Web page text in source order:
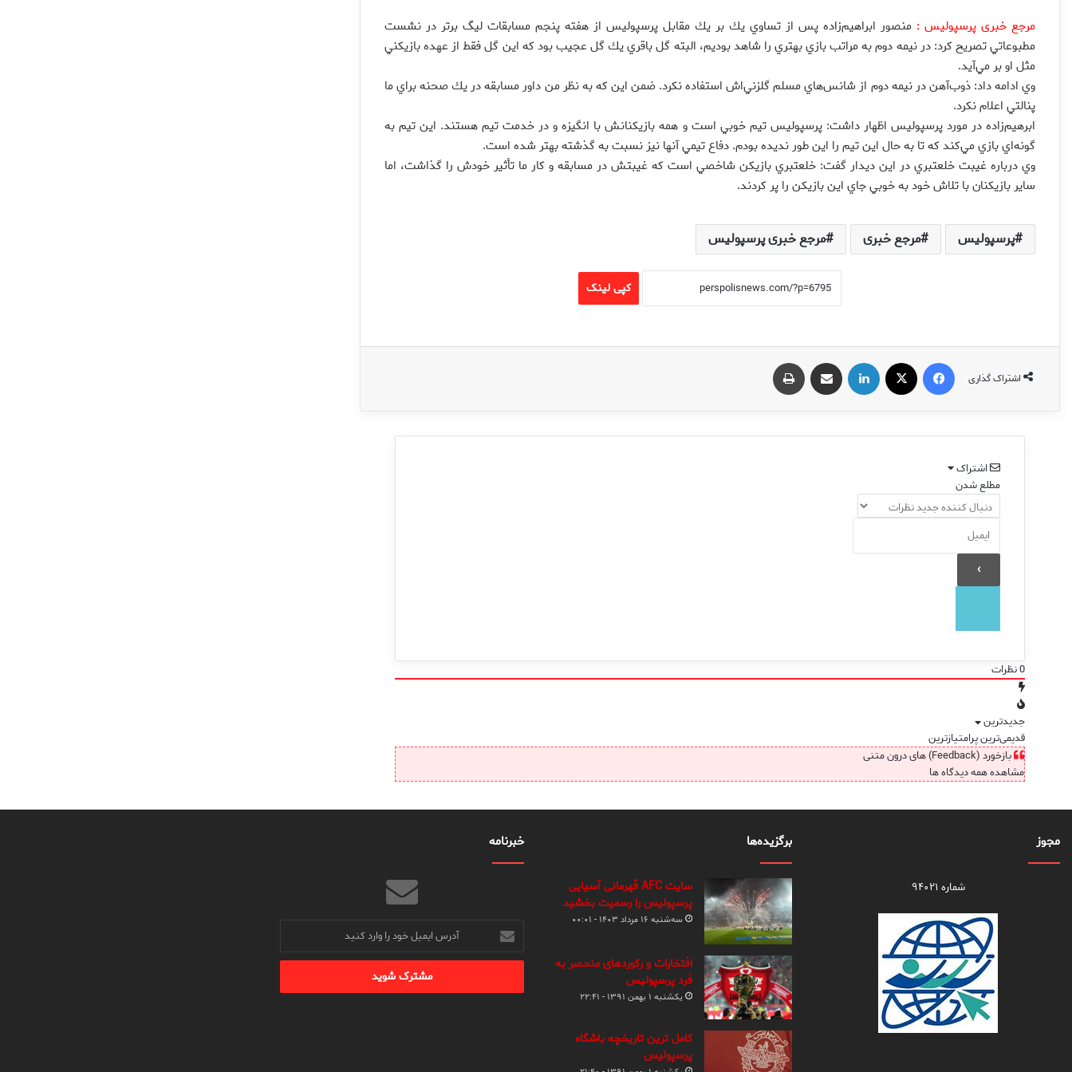
مرجع خبری پرسپولیس : منصور ابراهيم‌زاده پس از تساوي يك بر يك مقابل پرسپوليس از هفته پنجم مسابقات ليگ برتر در نشست
مطبوعاتي تصريح كرد: در نيمه دوم به مراتب بازي بهتري را شاهد بوديم، البته گل باقري يك گل عجيب بود كه اين گل فقط از عهده بازيكني
مثل او بر مي‌آيد.
وي ادامه داد: ذوب‌آهن در نيمه دوم از شانس‌هاي مسلم گلزني‌اش استفاده نكرد. ضمن اين كه به نظر من داور مسابقه در يك صحنه براي ما
پنالتي اعلام نكرد.
ابرهيم‌زاده در مورد پرسپوليس اظهار داشت: پرسپوليس تيم خوبي است و همه بازيكنانش با انگيزه و در خدمت تيم هستند. اين تيم به
گونه‌اي بازي مي‌كند كه تا به حال اين تيم را اين طور نديده بودم. دفاع تيمي آنها نيز نسبت به گذشته بهتر شده است.
وي درباره غيبت خلعتبري در اين ديدار گفت: خلعتبري بازيكن شاخصي است كه غيبتش در مسابقه و كار ما تأثير خودش را گذاشت، اما
ساير بازيكنان با تلاش خود به خوبي جاي اين بازيكن را پر كردند.
پرسپولیس مرجع خبری مرجع خبری پرسپولیس
کپی لینک
اشتراک گذاری
فیس بوک لینکدین اشتراک گذاری از طریق ایمیل
اشتراک
مطلع شدن
0نظرات
جدیدترین
قدیمی‌ترینپرامتیازترین
بازخورد (Feedback) های درون متنی
مشاهده همه دیدگاه ها
مجوز
شماره ۹۴۰۲۱
برگزیده‌ها
سایت AFC قهرمانی آسیایی
پرسپولیس را رسمیت بخشید
سه‌شنبه ۱۶ مرداد ۱۴۰۳ - ۰۰:۰۱
افتخارات و رکوردهای منحصر به
فرد پرسپولیس
یکشنبه ۱ بهمن ۱۳۹۱ - ۲۲:۴۱
کامل ترین تاریخچه باشگاه
پرسپولیس
خبرنامه
آدرس
ایمیل
خود
وارد